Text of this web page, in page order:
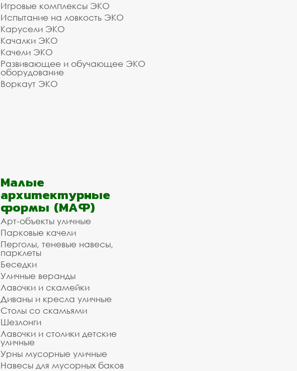
Игровые комплексы ЭКО
Испытание на ловкость ЭКО
Карусели ЭКО
Качалки ЭКО
Качели ЭКО
Развивающее и обучающее ЭКО
оборудование
Воркаут ЭКО
Малые
архитектурные
формы (МАФ)
Арт-объекты уличные
Парковые качели
Перголы, теневые навесы,
парклеты
Беседки
Уличные веранды
Лавочки и скамейки
Диваны и кресла уличные
Столы со скамьями
Шезлонги
Лавочки и столики детские
уличные
Урны мусорные уличные
Навесы для мусорных баков